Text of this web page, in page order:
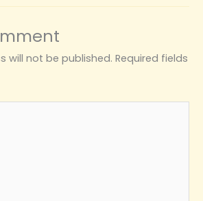
will not be published. Required fields